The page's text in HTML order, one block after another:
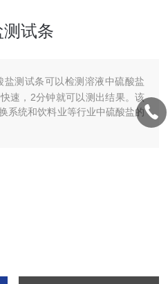
试条
盐测试条可以检测溶液中硫酸盐
速，2分钟就可以测出结果。该
系统和饮料业等行业中硫酸盐的